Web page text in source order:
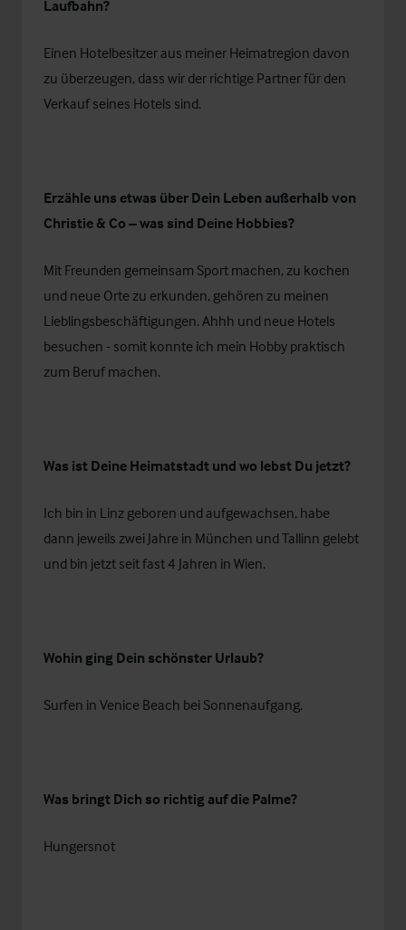
Laufbahn?
Einen Hotelbesitzer aus meiner Heimatregion davon
zu überzeugen, dass wir der richtige Partner für den
Verkauf seines Hotels sind.
Erzähle uns etwas über Dein Leben außerhalb von
Christie & Co – was sind Deine Hobbies?
Mit Freunden gemeinsam Sport machen, zu kochen
und neue Orte zu erkunden, gehören zu meinen
Lieblingsbeschäftigungen. Ahhh und neue Hotels
besuchen - somit konnte ich mein Hobby praktisch
zum Beruf machen.
Was ist Deine Heimatstadt und wo lebst Du jetzt?
Ich bin in Linz geboren und aufgewachsen, habe
dann jeweils zwei Jahre in München und Tallinn gelebt
und bin jetzt seit fast 4 Jahren in Wien.
Wohin ging Dein schönster Urlaub?
Surfen in Venice Beach bei Sonnenaufgang.
Was bringt Dich so richtig auf die Palme?
Hungersnot